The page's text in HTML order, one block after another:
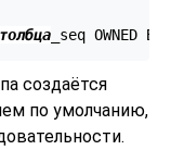
_seq OWNED BY
создаётся
по умолчанию,